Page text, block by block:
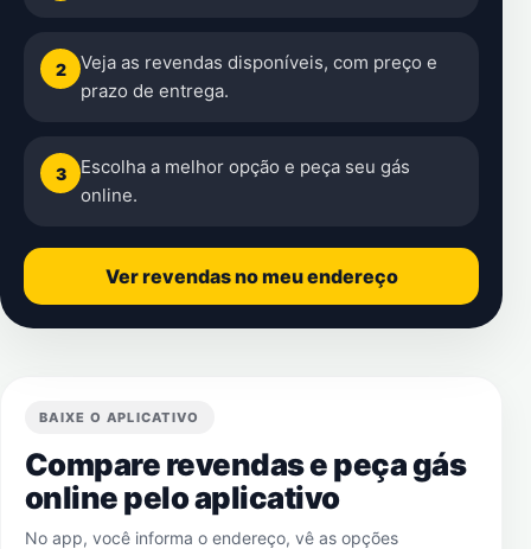
2
Veja as revendas disponíveis, com preço e
prazo de entrega.
3
Escolha a melhor opção e peça seu gás
online.
Ver revendas no meu endereço
BAIXE O APLICATIVO
Compare revendas e peça gás
online pelo aplicativo
No app, você informa o endereço, vê as opções